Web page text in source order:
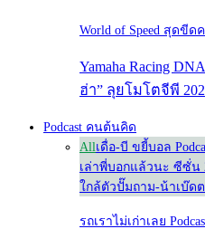
World of Speed สุดขีด
Yamaha Racing
ฮ่า” ลุยโมโตจีพี
Podcast คนต้นคิด
Allเดื่อ-บี ขยี้บอล
เล่าพี่บอกแล้วนะ ซีซั่น
ใกล้ตัวปั๊มถาม-น้าเบ๊ด
รถเราไม่เก่าเลย